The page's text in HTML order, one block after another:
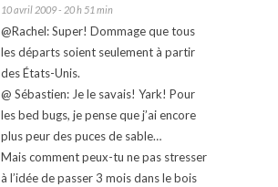
10 avril 2009 - 20 h 51 min
@Rachel: Super! Dommage que tous
les départs soient seulement à partir
des États-Unis.
@ Sébastien: Je le savais! Yark! Pour
les bed bugs, je pense que j’ai encore
plus peur des puces de sable…
Mais comment peux-tu ne pas stresser
à l’idée de passer 3 mois dans le bois